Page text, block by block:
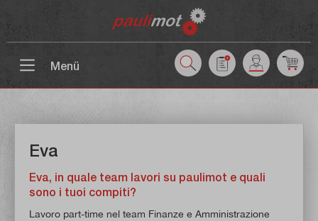
Menü
Eva
Eva, in quale team lavori su paulimot e quali
sono i tuoi compiti?
Lavoro part-time nel team Finanze e Amministrazione